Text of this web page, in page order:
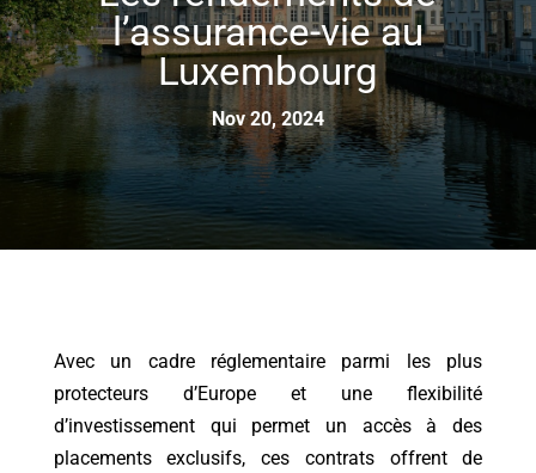
l’assurance-vie au
Luxembourg
Nov 20, 2024
Avec un cadre réglementaire parmi les plus
protecteurs d’Europe et une flexibilité
d’investissement qui permet un accès à des
placements exclusifs, ces contrats offrent de